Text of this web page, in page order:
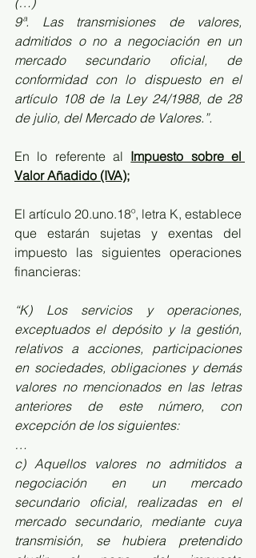
9ª. Las transmisiones de valores,
admitidos o no a negociación en un
mercado secundario oficial, de
conformidad con lo dispuesto en el
artículo 108 de la Ley 24/1988, de 28
de julio, del Mercado de Valores.”.
En lo referente al Impuesto sobre el
Valor Añadido (IVA);
El artículo 20.uno.18º, letra K, establece
que estarán sujetas y exentas del
impuesto las siguientes operaciones
financieras:
“K) Los servicios y operaciones,
exceptuados el depósito y la gestión,
relativos a acciones, participaciones
en sociedades, obligaciones y demás
valores no mencionados en las letras
anteriores de este número, con
excepción de los siguientes:
…
c) Aquellos valores no admitidos a
negociación en un mercado
secundario oficial, realizadas en el
mercado secundario, mediante cuya
transmisión, se hubiera pretendido